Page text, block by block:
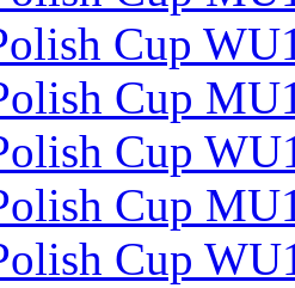
Cup
Cup
Cup
Cup
Cup